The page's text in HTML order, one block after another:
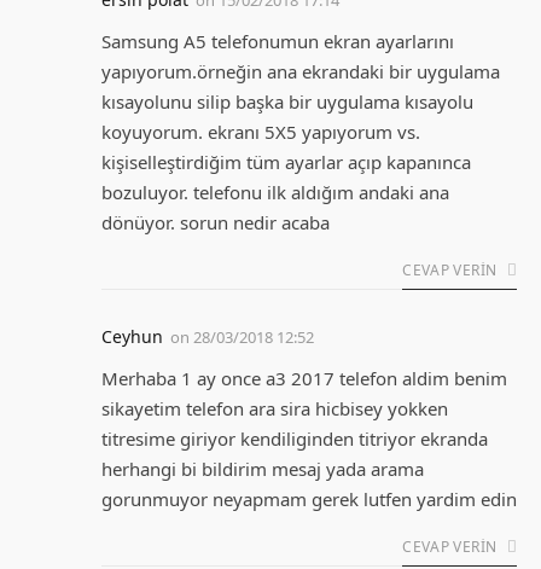
Samsung A5 telefonumun ekran ayarlarını
yapıyorum.örneğin ana ekrandaki bir uygulama
kısayolunu silip başka bir uygulama kısayolu
koyuyorum. ekranı 5X5 yapıyorum vs.
kişiselleştirdiğim tüm ayarlar açıp kapanınca
bozuluyor. telefonu ilk aldığım andaki ana
dönüyor. sorun nedir acaba
CEVAP VERIN
Ceyhun on 28/03/2018 12:52
Merhaba 1 ay once a3 2017 telefon aldim benim
sikayetim telefon ara sira hicbisey yokken
titresime giriyor kendiliginden titriyor ekranda
herhangi bi bildirim mesaj yada arama
gorunmuyor neyapmam gerek lutfen yardim edin
CEVAP VERIN